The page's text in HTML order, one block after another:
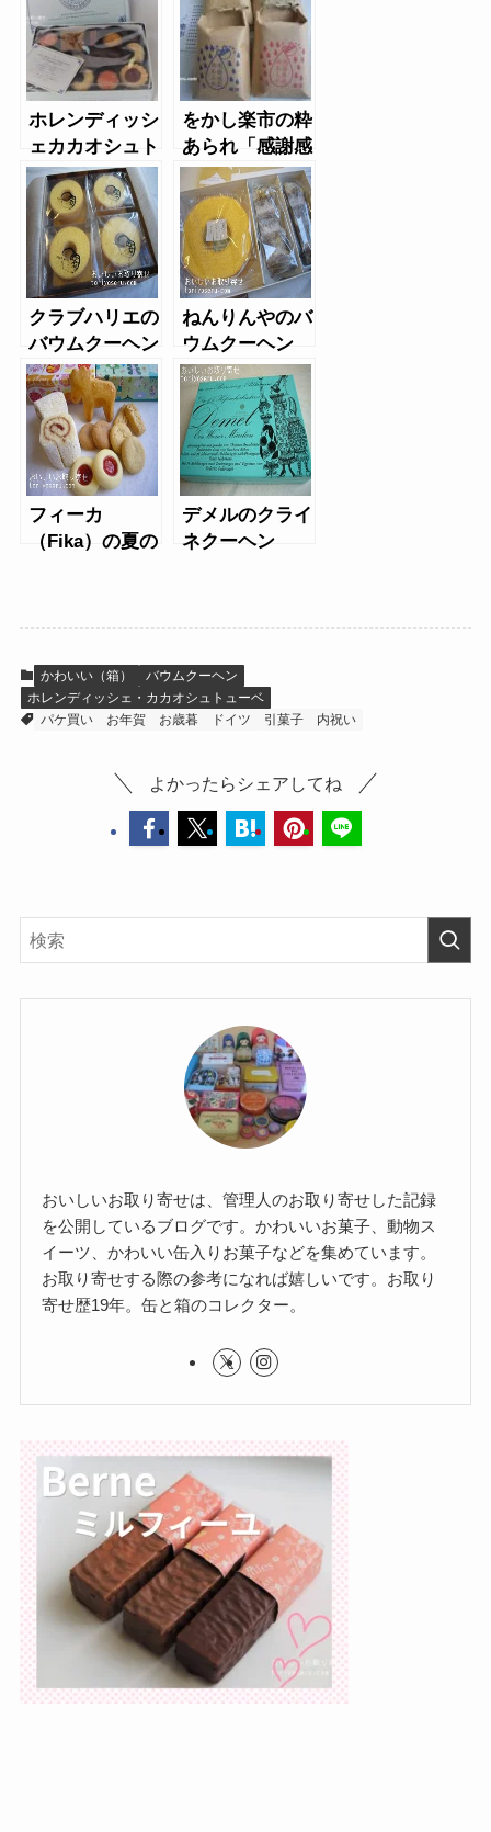
ホレンディッシ
ェカカオシュト
ゥーベのテーゲ
ベック缶
をかし楽市の粋
あられ「感謝感
激雨あられ」ギ
フト4個セット
箱入り
クラブハリエの
バウムクーヘン
mini
ねんりんやのバ
ウムクーヘン
（やわらか芽・
しょこら芽）
フィーカ
（Fika）の夏の
デメルのクライ
ネクーヘン
かわいい（箱）
バウムクーヘン
ホレンディッシェ・カカオシュトューベ
パケ買い
お年賀 お歳暮 ドイツ 引菓子 内祝い
よかったらシェアしてね
おいしいお取り寄せは、管理人のお取り寄せした記録
を公開しているブログです。かわいいお菓子、動物ス
イーツ、かわいい缶入りお菓子などを集めています。
お取り寄せする際の参考になれば嬉しいです。お取り
寄せ歴19年。缶と箱のコレクター。